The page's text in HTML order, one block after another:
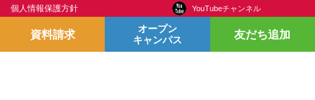
個人情報保護方針
学園情報セキュリティポリシー
YouTubeチャンネル
資料請求
オープン
キャンパス
友だち追加